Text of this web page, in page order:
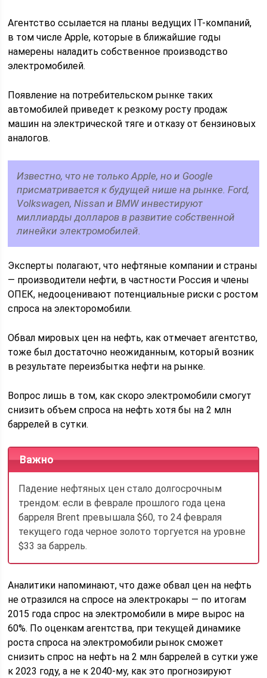
Агентство ссылается на планы ведущих IT-компаний,
в том числе Apple, которые в ближайшие годы
намерены наладить собственное производство
электромобилей.
Появление на потребительском рынке таких
автомобилей приведет к резкому росту продаж
машин на электрической тяге и отказу от бензиновых
аналогов.
Известно, что не только Apple, но и Google
присматривается к будущей нише на рынке. Ford,
Volkswagen, Nissan и BMW инвестируют
миллиарды долларов в развитие собственной
линейки электромобилей.
Эксперты полагают, что нефтяные компании и страны
— производители нефти, в частности Россия и члены
ОПЕК, недооценивают потенциальные риски с ростом
спроса на электоромобили.
Обвал мировых цен на нефть, как отмечает агентство,
тоже был достаточно неожиданным, который возник
в результате переизбытка нефти на рынке.
Вопрос лишь в том, как скоро электромобили смогут
снизить объем спроса на нефть хотя бы на 2 млн
баррелей в сутки.
Важно
Падение нефтяных цен стало долгосрочным
трендом: если в феврале прошлого года цена
барреля Brent превышала $60, то 24 февраля
текущего года черное золото торгуется на уровне
$33 за баррель.
Аналитики напоминают, что даже обвал цен на нефть
не отразился на спросе на электрокары — по итогам
2015 года спрос на электромобили в мире вырос на
60%. По оценкам агентства, при текущей динамике
роста спроса на электромобили рынок сможет
снизить спрос на нефть на 2 млн баррелей в сутки уже
к 2023 году, а не к 2040-му, как это прогнозируют